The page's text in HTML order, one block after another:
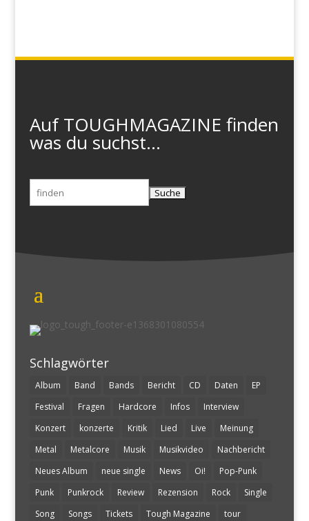
Auf TOUGHMAGAZINE finden
was du suchst...
Suchen
nach:
Schlagwörter
Album Band Bands Bericht CD Daten
EP
Festival
Fragen Hardcore Infos
Interview
Konzert
konzerte Kritik Lied Live
Meinung
Metal
Metalcore Musik Musikvideo
Nachbericht
Neues Album
neue single News Oi!
Pop-Punk
Punk
Punkrock Review Rezension Rock
Single
Song
Songs Tickets Tough Magazine tour